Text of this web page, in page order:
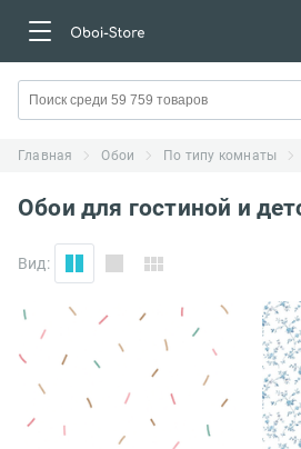
Главная Обои По типу комнаты
Обои для гостиной и
Вид: